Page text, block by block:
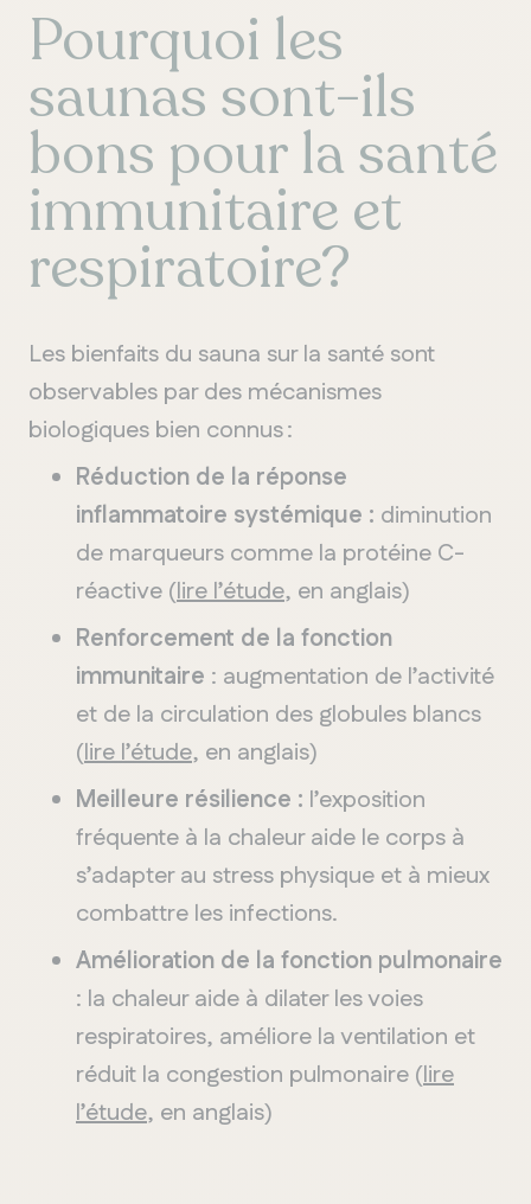
Pourquoi les
saunas sont-ils
bons pour la santé
immunitaire et
respiratoire?
Les bienfaits du sauna sur la santé sont
observables par des mécanismes
biologiques bien connus :
Réduction de la réponse
inflammatoire systémique : diminution
de marqueurs comme la protéine C-
réactive (lire l’étude, en anglais)
Renforcement de la fonction
immunitaire : augmentation de l’activité
et de la circulation des globules blancs
(lire l’étude, en anglais)
Meilleure résilience : l’exposition
fréquente à la chaleur aide le corps à
s’adapter au stress physique et à mieux
combattre les infections.
Amélioration de la fonction pulmonaire
: la chaleur aide à dilater les voies
respiratoires, améliore la ventilation et
réduit la congestion pulmonaire (lire
l’étude, en anglais)